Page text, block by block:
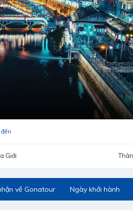
Giới
về Gonatour Ngày khởi hành